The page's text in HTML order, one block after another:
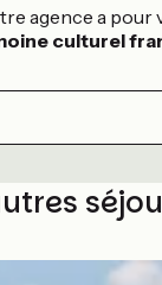
agence a
culturel